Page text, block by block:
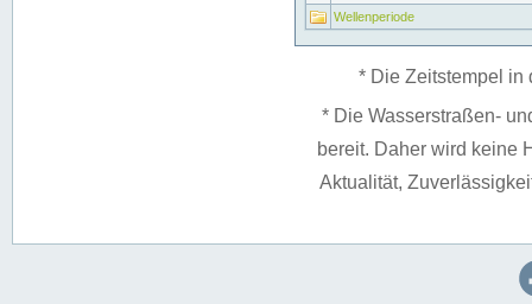
Wellenperiode
* Die Zeitstempel in
* Die Wasserstraßen-
bereit. Daher wird keine
Aktualität,